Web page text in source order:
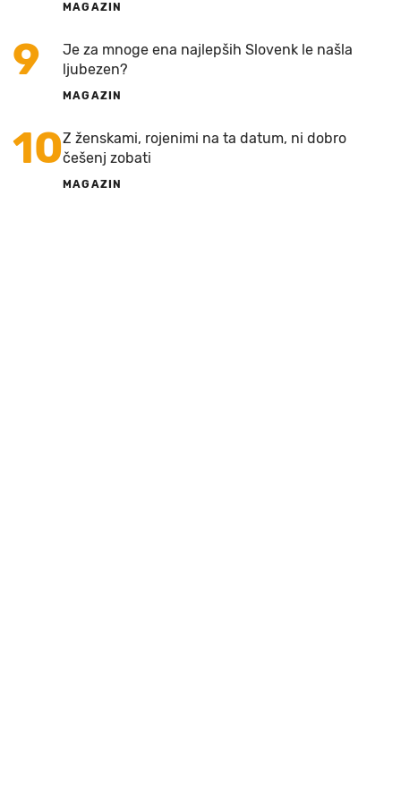
MAGAZIN
9
Je za mnoge ena najlepših Slovenk le našla
ljubezen?
MAGAZIN
10Z ženskami, rojenimi na ta datum, ni dobro
češenj zobati
MAGAZIN